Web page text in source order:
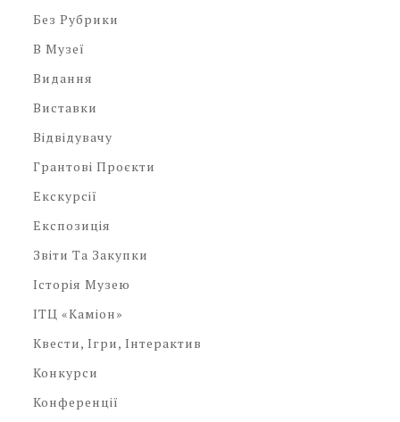
Без Рубрики
В Музеї
Видання
Виставки
Відвідувачу
Грантові Проєкти
Екскурсії
Експозиція
Звіти Та Закупки
Історія Музею
ІТЦ «Каміон»
Квести, Ігри, Інтерактив
Конкурси
Конференції